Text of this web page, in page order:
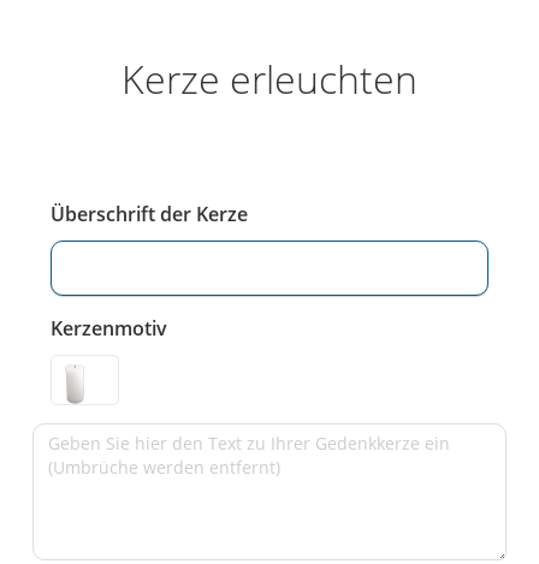
Kerze erleuchten
Überschrift der Kerze
Kerzenmotiv